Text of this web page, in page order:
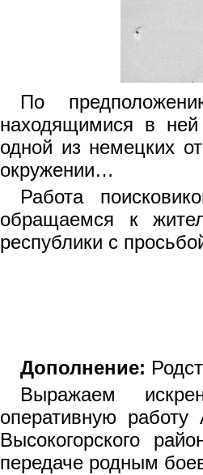
По
находящимися в
одной из немецких
окружении…
Работа
обращаемся к
республики с
Дополнение:
Выражаем
оперативную работу
Высокогорского
передаче родным